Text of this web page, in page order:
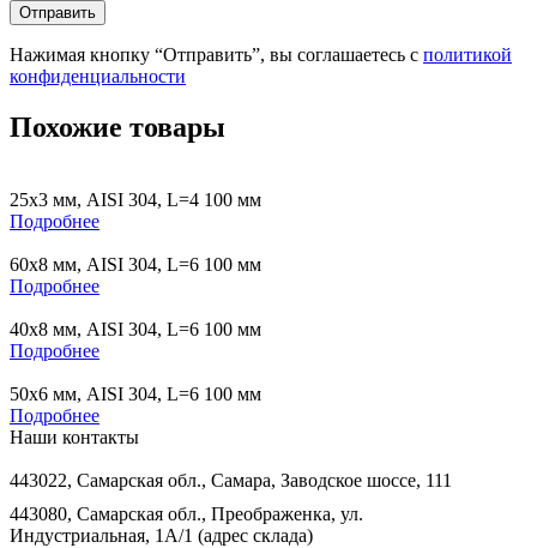
Нажимая кнопку “Отправить”, вы соглашаетесь с политикой
конфиденциальности
Похожие товары
25х3 мм, AISI 304, L=4 100 мм
Подробнее
60х8 мм, AISI 304, L=6 100 мм
Подробнее
40х8 мм, AISI 304, L=6 100 мм
Подробнее
50х6 мм, AISI 304, L=6 100 мм
Подробнее
Наши контакты
443022, Самарская обл., Самара, Заводское шоссе, 111
443080, Самарская обл., Преображенка, ул.
Индустриальная, 1А/1 (адрес склада)